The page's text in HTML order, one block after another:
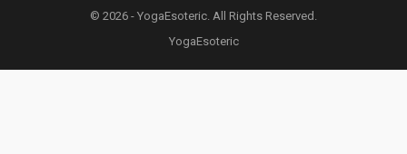
© 2026 - YogaEsoteric. All Rights Reserved.
YogaEsoteric